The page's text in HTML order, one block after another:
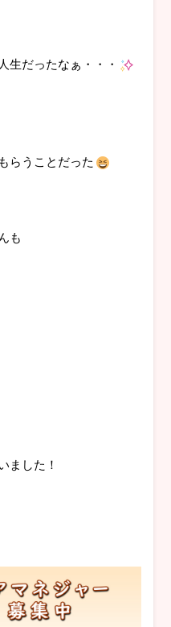
生だったなぁ・・・
らうことだった
も
ました！